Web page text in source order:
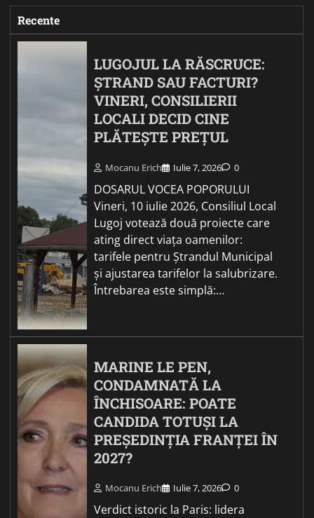
Recente
LUGOJUL LA RĂSCRUCE:
ȘTRAND SAU FACTURI?
VINERI, CONSILIERII
LOCALI DECID CINE
PLĂTEȘTE PREȚUL
Mocanu Erich Iulie 7, 2026 0
DOSARUL VOCEA POPORULUI
Vineri, 10 iulie 2026, Consiliul Local
Lugoj votează două proiecte care
ating direct viața oamenilor:
tarifele pentru Ștrandul Municipal
și ajustarea tarifelor la salubrizare.
Întrebarea este simplă:…
MARINE LE PEN,
CONDAMNATĂ LA
ÎNCHISOARE: POATE
CANDIDA TOTUȘI LA
PREȘEDINȚIA FRANȚEI ÎN
2027?
Mocanu Erich Iulie 7, 2026 0
Verdict istoric la Paris: lidera